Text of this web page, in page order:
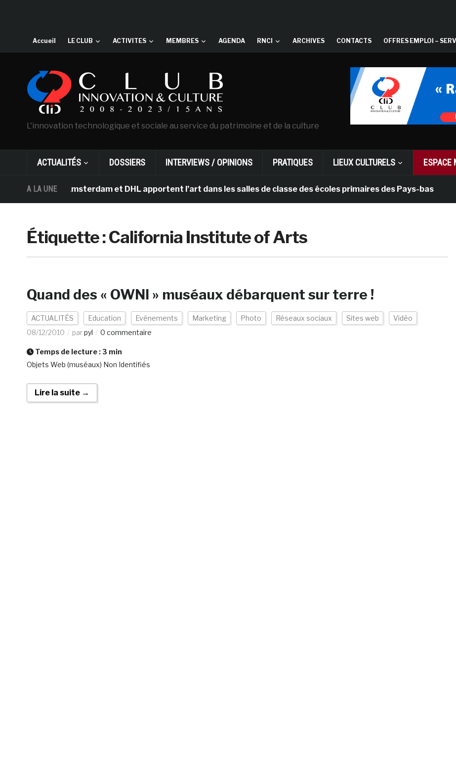
Accueil LE CLUB ACTIVITES MEMBRES AGENDA RNCI ARCHIVES CONTACTS OFFRES EMPLOI –
L'innovation technologique et sociale au service du patrimoine et de la culture
ACTUALITÉS DOSSIERS INTERVIEWS / OPINIONS PRATIQUES LIEUX CULTURELS ESPACE
A LA UNE
Gogh d’Amsterdam et DHL apportent l’art dans les salles de classe des écoles primaires des Pays-bas il y a
Étiquette :California Institute of Arts
Quand des « OWNI » muséaux débarquent sur terre !
ACTUALITÉS Education Evénements Marketing Photo Réseaux sociaux Sites web
Vidéo
08/12/2010
parpyl 0 commentaire
Temps de lecture : 3 min
Objets Web (muséaux) Non Identifiés
Lire la suite →